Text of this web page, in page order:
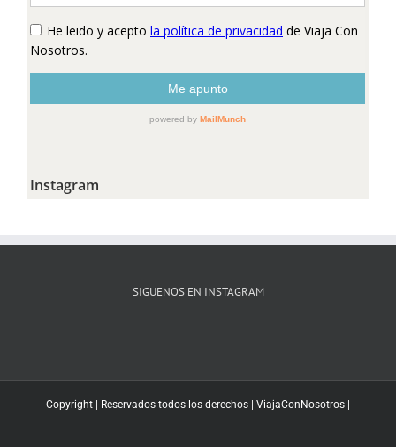
Instagram
SIGUENOS EN INSTAGRAM
Copyright | Reservados todos los derechos | ViajaConNosotros